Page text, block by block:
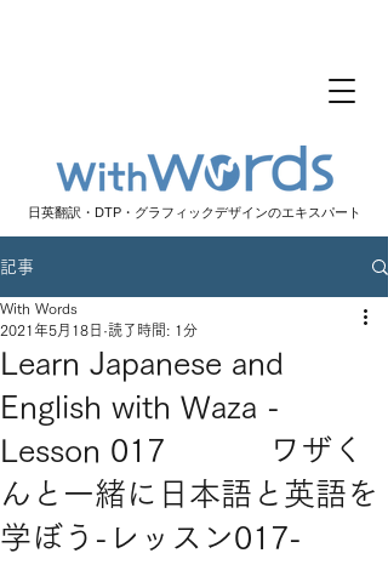
日英翻訳・DTP・グラフィックデザインのエキスパート
記事
Learn Japanese and
English with Waza -
Lesson 017 ワザく
んと一緒に日本語と英語を
学ぼう-レッスン017-
With Words
2021年5月18日 読了時間: 1分